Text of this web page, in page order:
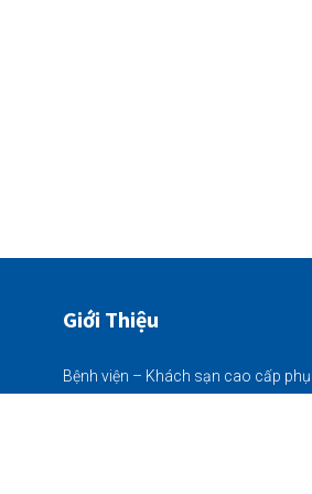
Giới Thiệu
Bệnh viện – Khách sạn cao cấp